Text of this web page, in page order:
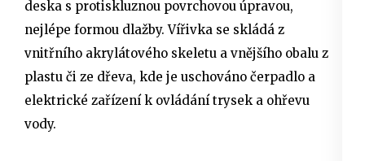
deska s protiskluznou povrchovou úpravou,
nejlépe formou dlažby. Vířivka se skládá z
vnitřního akrylátového skeletu a vnějšího obalu z
plastu či ze dřeva, kde je uschováno čerpadlo a
elektrické zařízení k ovládání trysek a ohřevu
vody.